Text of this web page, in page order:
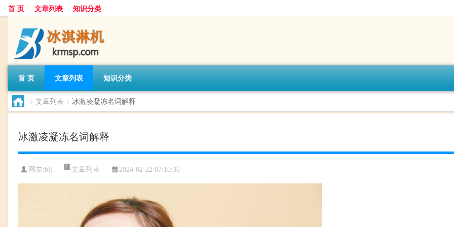
首 页 文章列表 知识分类
首 页 文章列表 知识分类
> 文章列表 > 冰激凌凝冻名词解释
冰激凌凝冻名词解释
网友:bjl 文章列表 2024-02-22 07:10:36